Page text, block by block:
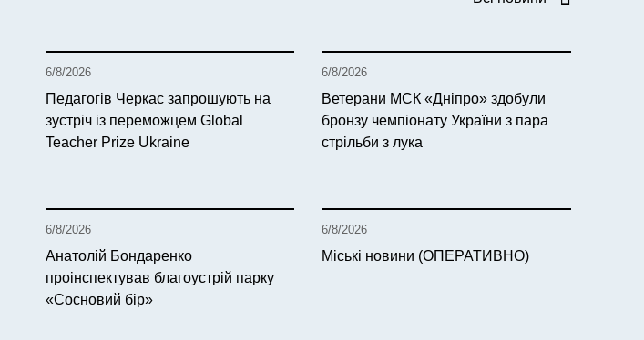
6/8/2026
Педагогів Черкас запрошують на
зустріч із переможцем Global
Teacher Prize Ukraine
6/8/2026
Ветерани МСК «Дніпро» здобули
бронзу чемпіонату України з пара
стрільби з лука
6/8/2026
Анатолій Бондаренко
проінспектував благоустрій парку
«Сосновий бір»
6/8/2026
Міські новини (ОПЕРАТИВНО)